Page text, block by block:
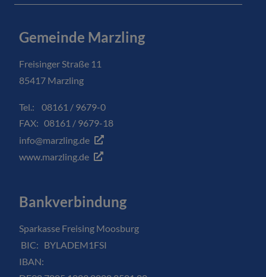
Gemeinde Marzling
Freisinger Straße 11
85417 Marzling
Tel.: 08161 / 9679-0
FAX: 08161 / 9679-18
info@marzling.de
www.marzling.de
Bankverbindung
Sparkasse Freising Moosburg
BIC: BYLADEM1FSI
IBAN: